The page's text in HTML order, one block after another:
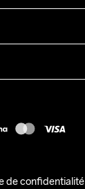
de confidentialité